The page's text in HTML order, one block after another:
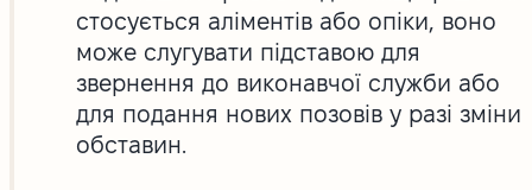
стосується аліментів або опіки, воно
може слугувати підставою для
звернення до виконавчої служби або
для подання нових позовів у разі зміни
обставин.